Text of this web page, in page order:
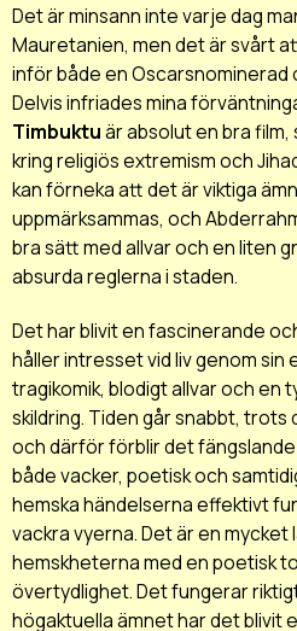
Det är minsann inte varje dag
Mauretanien, men det är svårt
inför både en Oscarsnominerad
Delvis infriades mina
Timbuktuär absolut en bra film,
kring religiös extremism och
kan förneka att det är viktiga
uppmärksammas, och
bra sätt med allvar och en liten
absurda reglerna i staden.
Det har blivit en fascinerande
håller intresset vid liv genom sin
tragikomik, blodigt allvar och en
skildring. Tiden går snabbt,
och därför förblir det
både vacker, poetisk och
hemska händelserna effektivt
vackra vyerna. Det är en mycket
hemskheterna med en poetisk
övertydlighet. Det fungerar
högaktuella ämnet har det blivit